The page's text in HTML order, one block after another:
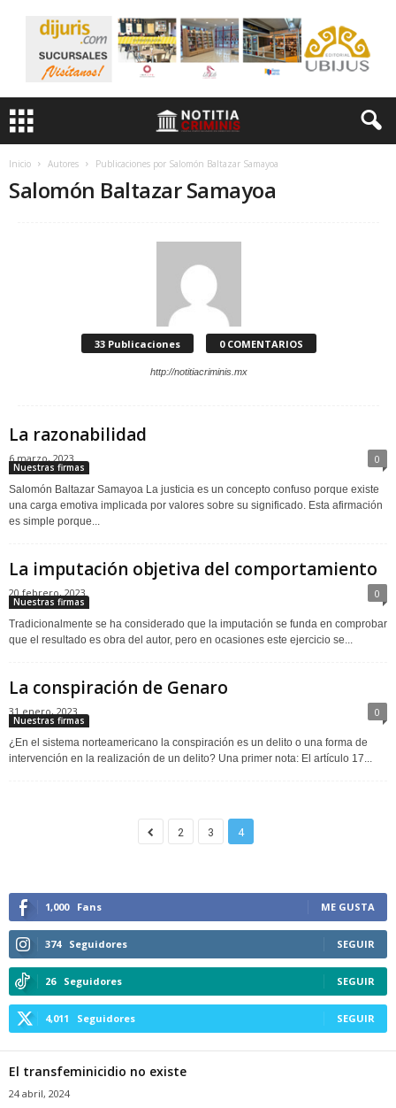
Inicio Autores Publicaciones por Salomón Baltazar Samayoa
Salomón Baltazar Samayoa
33 Publicaciones 0 COMENTARIOS
http://notitiacriminis.mx
La razonabilidad
6 marzo, 2023 0
Nuestras firmas
Salomón Baltazar Samayoa La justicia es un concepto confuso porque existe
una carga emotiva implicada por valores sobre su significado. Esta afirmación
es simple porque...
La imputación objetiva del comportamiento
20 febrero, 2023 0
Nuestras firmas
Tradicionalmente se ha considerado que la imputación se funda en comprobar
que el resultado es obra del autor, pero en ocasiones este ejercicio se...
La conspiración de Genaro
31 enero, 2023 0
Nuestras firmas
¿En el sistema norteamericano la conspiración es un delito o una forma de
intervención en la realización de un delito? Una primer nota: El artículo 17...
2 3 4
1,000 Fans ME GUSTA
374 Seguidores SEGUIR
26 Seguidores SEGUIR
4,011 Seguidores SEGUIR
El transfeminicidio no existe
24 abril, 2024